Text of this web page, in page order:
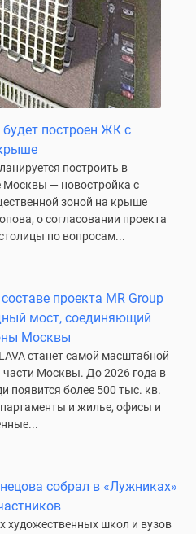
построен ЖК с
построить в
Москвы — новостройка с
зоной на крыше
о согласовании проекта
по вопросам...
проекта MR Group
мост, соединяющий
Москвы
станет самой масштабной
части Москвы. До 2026 года в
появится более 500 тыс. кв.
и жилье, офисы и
собрал в «Лужниках»
художественных школ и вузов